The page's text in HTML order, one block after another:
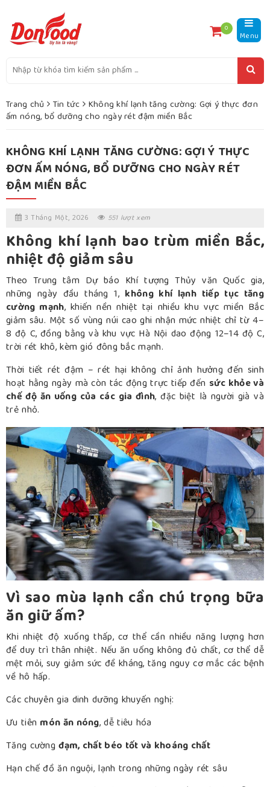
0
Menu
Trang chủ Tin tức Không khí lạnh tăng cường: Gợi ý thực đơn
ấm nóng, bổ dưỡng cho ngày rét đậm miền Bắc
KHÔNG KHÍ LẠNH TĂNG CƯỜNG: GỢI Ý THỰC
ĐƠN ẤM NÓNG, BỔ DƯỠNG CHO NGÀY RÉT
ĐẬM MIỀN BẮC
3 Tháng Một, 2026 551 lượt xem
Không khí lạnh bao trùm miền Bắc,
nhiệt độ giảm sâu
Theo Trung tâm Dự báo Khí tượng Thủy văn Quốc gia,
những ngày đầu tháng 1, không khí lạnh tiếp tục tăng
cường mạnh, khiến nền nhiệt tại nhiều khu vực miền Bắc
giảm sâu. Một số vùng núi cao ghi nhận mức nhiệt chỉ từ 4–
8 độ C, đồng bằng và khu vực Hà Nội dao động 12–14 độ C,
trời rét khô, kèm gió đông bắc mạnh.
Thời tiết rét đậm – rét hại không chỉ ảnh hưởng đến sinh
hoạt hằng ngày mà còn tác động trực tiếp đến sức khỏe và
chế độ ăn uống của các gia đình, đặc biệt là người già và
trẻ nhỏ.
Vì sao mùa lạnh cần chú trọng bữa
ăn giữ ấm?
Khi nhiệt độ xuống thấp, cơ thể cần nhiều năng lượng hơn
để duy trì thân nhiệt. Nếu ăn uống không đủ chất, cơ thể dễ
mệt mỏi, suy giảm sức đề kháng, tăng nguy cơ mắc các bệnh
về hô hấp.
Các chuyên gia dinh dưỡng khuyến nghị:
Ưu tiên món ăn nóng, dễ tiêu hóa
Tăng cườngđạm, chất béo tốt và khoáng chất
Hạn chế đồ ăn nguội, lạnh trong những ngày rét sâu